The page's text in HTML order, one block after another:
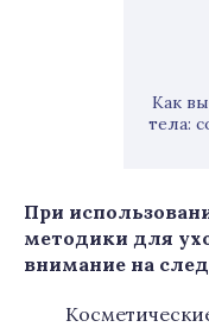
Как
тела:
При
методики для
внимание на